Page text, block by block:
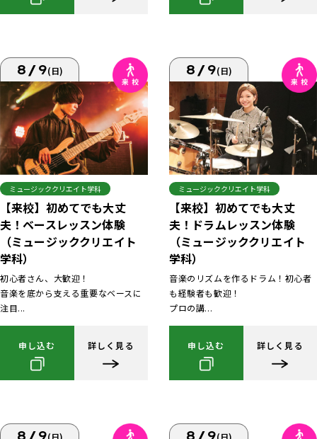
8/9(日)
ミュージッククリエイト学科
【来校】初めてでも大丈
夫！ベースレッスン体験
（ミュージッククリエイト
学科）
初心者さん、大歓迎！
音楽を底から支える重要なベースに
注目...
申し込む 詳しく見る
8/9(日)
ミュージッククリエイト学科
【来校】初めてでも大丈
夫！ドラムレッスン体験
（ミュージッククリエイト
学科）
音楽のリズムを作るドラム！初心者
も経験者も歓迎！
プロの講...
申し込む 詳しく見る
8/9(日) 8/9(日)